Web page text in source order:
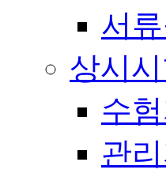
서
상시
수
관